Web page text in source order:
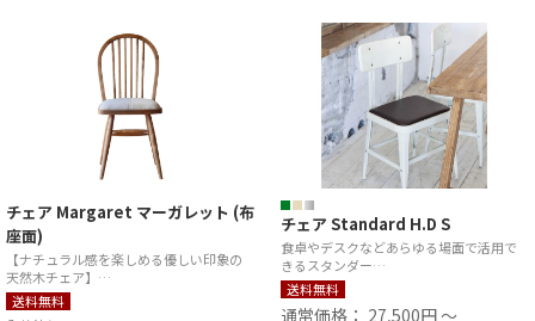
チェア Margaret マーガレット (布
座面)
【ナチュラル感を楽しめる優しい印象の
天然木チェア】…
送料無料
チェア Standard H.D S
食卓やデスクなどあらゆる場面で活用で
きるスタンダー…
送料無料
通常価格： 27,500円 ～